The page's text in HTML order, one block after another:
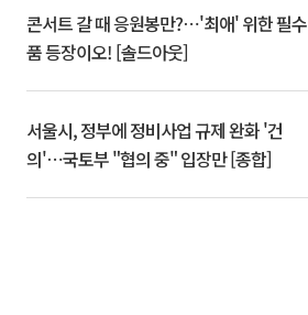
콘서트 갈 때 응원봉만?⋯'최애' 위한 필수
품 등장이오! [솔드아웃]
서울시, 정부에 정비사업 규제 완화 '건
의'⋯국토부 "협의 중" 입장만 [종합]